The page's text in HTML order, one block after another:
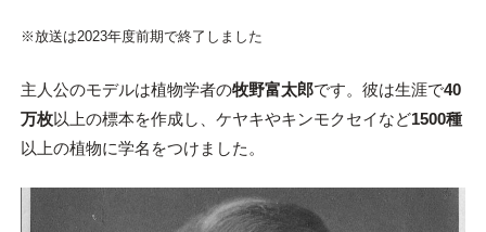
※放送は2023年度前期で終了しました
主人公のモデルは植物学者の牧野富太郎です。彼は生涯で40
万枚以上の標本を作成し、ケヤキやキンモクセイなど1500種
以上の植物に学名をつけました。